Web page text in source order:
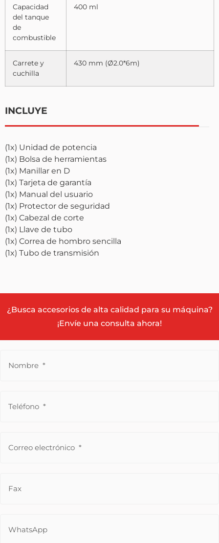
Capacidad
del tanque
de
combustible
400 ml
Carrete y
cuchilla
430 mm (Ø2.0*6m)
INCLUYE
(1x) Unidad de potencia
(1x) Bolsa de herramientas
(1x) Manillar en D
(1x) Tarjeta de garantía
(1x) Manual del usuario
(1x) Protector de seguridad
(1x) Cabezal de corte
(1x) Llave de tubo
(1x) Correa de hombro sencilla
(1x) Tubo de transmisión
¿Busca accesorios de alta calidad para su máquina?
¡Envíe una consulta ahora!